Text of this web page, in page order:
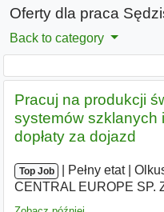
Oferty dla praca
Back to category
Pracuj na produkcji
systemów szklanych
dopłaty za dojazd
Top Job Pełny etat|
CENTRAL EUROPE SP.